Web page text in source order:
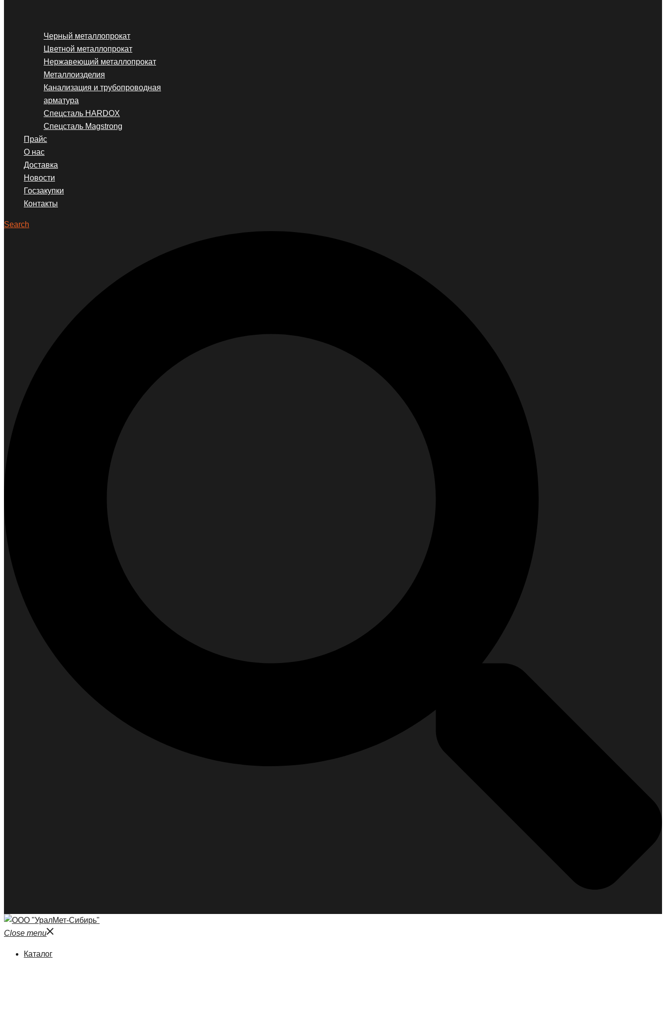
Черный металлопрокат
Цветной металлопрокат
Нержавеющий металлопрокат
Металлоизделия
Канализация и трубопроводная
арматура
Спецсталь HARDOX
Спецсталь Magstrong
Прайс
О нас
Доставка
Новости
Госзакупки
Контакты
Search
Close menu
Каталог